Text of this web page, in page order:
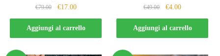
€79.00
Il
prezzo
originale
era:
€17.00Il
prezzo
attuale
è:
Aggiungi al carrello
€49.00
Il
prezzo
originale
era:
€4.00Il
prezzo
attuale
è:
Aggiungi al carrello